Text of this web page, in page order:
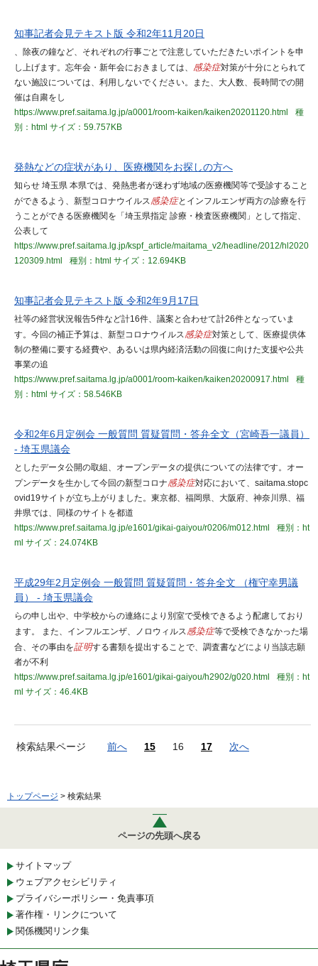
知事記者会見テキスト版 令和2年11月20日
、除夜の鐘など、それぞれの行事ごとで注意していただきたいポイントを申
し上げます。忘年会・新年会におきましては、 感染症対策が十分にとられて
ない施設については、利用しないでください。また、大人数、長時間での開
催は自粛をし
https://www.pref.saitama.lg.jp/a0001/room-kaiken/kaiken20201120.html
種
別：html サイズ：59.757KB
発熱などの症状があり、医療機関をお探しの方へ
知らせ 埼玉県 本県では、発熱患者が迷わず地域の医療機関等で受診すること
ができるよう、新型コロナウイルス感染症とインフルエンザ両方の診療を行
うことができる医療機関を「埼玉県指定 診療・検査医療機関」として指定、
公表して
https://www.pref.saitama.lg.jp/kspf_article/maitama_v2/headline/2012/hl2020
120309.html
種別：html サイズ：12.694KB
知事記者会見テキスト版 令和2年9月17日
社等の経営状況報告5件など計16件、議案と合わせて計26件となっていま
す。今回の補正予算は、新型コロナウイルス感染症対策として、医療提供体
制の整備に要する経費や、あるいは県内経済活動の回復に向けた支援や公共
事業の追
https://www.pref.saitama.lg.jp/a0001/room-kaiken/kaiken20200917.html
種
別：html サイズ：58.546KB
令和2年6月定例会 一般質問 質疑質問・答弁全文（宮崎吾一議員）
- 埼玉県議会
としたデータ公開の取組、オープンデータの提供についての法律です。オー
プンデータを生かして今回の新型コロナ感染症対応において、saitama.stopc
ovid19サイトが立ち上がりました。東京都、福岡県、大阪府、神奈川県、福
井県では、同様のサイトを都道
https://www.pref.saitama.lg.jp/e1601/gikai-gaiyou/r0206/m012.html
種別：ht
ml サイズ：24.074KB
平成29年2月定例会 一般質問 質疑質問・答弁全文 （権守幸男議
員） - 埼玉県議会
らの申し出や、中学校からの連絡により別室で受検できるよう配慮しており
ます。 また、インフルエンザ、ノロウィルス感染症等で受検できなかった場
合、その事由を証明する書類を提出することで、調査書などにより当該志願
者が不利
https://www.pref.saitama.lg.jp/e1601/gikai-gaiyou/h2902/g020.html
種別：ht
ml サイズ：46.4KB
検索結果ページ 前へ 15 16 17 次へ
トップページ > 検索結果
ページの先頭へ戻る
サイトマップ
ウェブアクセシビリティ
プライバシーポリシー・免責事項
著作権・リンクについて
関係機関リンク集